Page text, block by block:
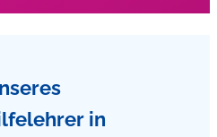
und Deutsch Nachhilfe
in